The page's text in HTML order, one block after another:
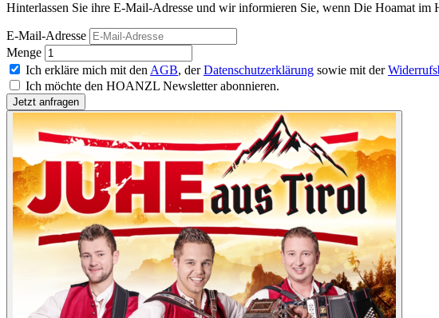
Hinterlassen Sie ihre E-Mail-Adresse und wir informieren Sie, wenn Die Hoamat im
E-Mail-Adresse
Menge
Ich erkläre mich mit den AGB, derDatenschutzerklärung sowie mit der
Ich möchte den HOANZL Newsletter abonnieren.